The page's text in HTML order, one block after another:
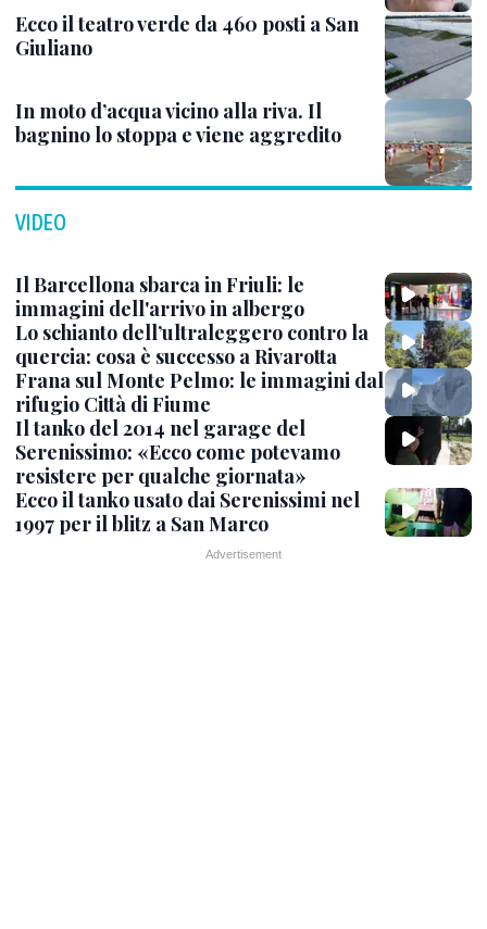
Ecco il teatro verde da 460 posti a San
Giuliano
In moto d’acqua vicino alla riva. Il
bagnino lo stoppa e viene aggredito
VIDEO
Il Barcellona sbarca in Friuli: le
immagini dell'arrivo in albergo
Lo schianto dell’ultraleggero contro la
quercia: cosa è successo a Rivarotta
Frana sul Monte Pelmo: le immagini dal
rifugio Città di Fiume
Il tanko del 2014 nel garage del
Serenissimo: «Ecco come potevamo
resistere per qualche giornata»
Ecco il tanko usato dai Serenissimi nel
1997 per il blitz a San Marco